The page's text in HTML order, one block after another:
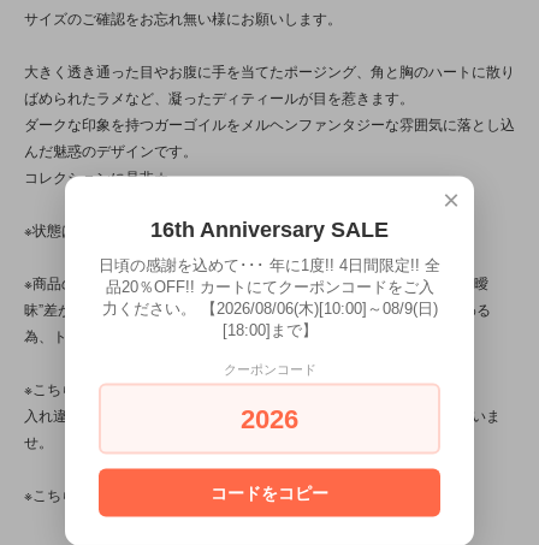
サイズのご確認をお忘れ無い様にお願いします。
大きく透き通った目やお腹に手を当てたポージング、角と胸のハートに散り
ばめられたラメなど、凝ったディティールが目を惹きます。
ダークな印象を持つガーゴイルをメルヘンファンタジーな雰囲気に落とし込
んだ魅惑のデザインです。
コレクションに是非☆
※状態は、6枚の写真と併せてご確認ください。
※商品の特性/性質上、上記の問題以前に、ペイントのムラや漏れ等の“曖
昧”差が見られる商品です。写真は光の当たり方によって見え方が変わる
為、トータル的に判断いただけると幸いです。
※こちらの商品は店頭でも販売しています。
入れ違いで完売してしまう場合がございます。その際はご容赦くださいま
せ。
※こちらの商品は、中古・ヴィンテージ品です。
×
16th Anniversary SALE
日頃の感謝を込めて･･･ 年に1度!! 4日間限定!! 全
品20％OFF!! カートにてクーポンコードをご入
力ください。 【2026/08/06(木)[10:00]～08/9(日)
[18:00]まで】
クーポンコード
2026
コードをコピー